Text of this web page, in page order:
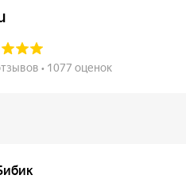
• 1077 оценок